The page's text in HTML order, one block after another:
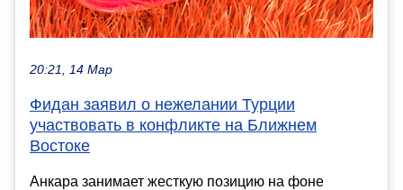
20:21, 14 Мар
Фидан заявил о нежелании Турции
участвовать в конфликте на Ближнем
Востоке
Анкара занимает жесткую позицию на фоне